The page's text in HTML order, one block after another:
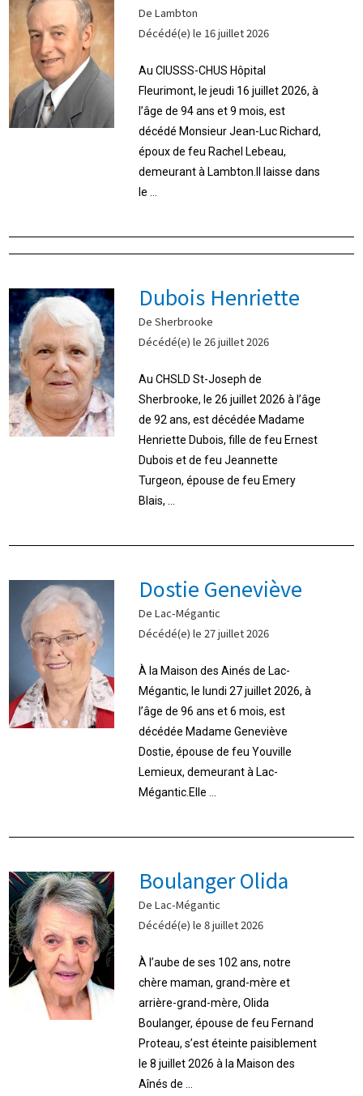
De Lambton
Décédé(e) le 16 juillet 2026
Au CIUSSS-CHUS Hôpital
Fleurimont, le jeudi 16 juillet 2026, à
l’âge de 94 ans et 9 mois, est
décédé Monsieur Jean-Luc Richard,
époux de feu Rachel Lebeau,
demeurant à Lambton.Il laisse dans
le ...
Dubois Henriette
De Sherbrooke
Décédé(e) le 26 juillet 2026
Au CHSLD St-Joseph de
Sherbrooke, le 26 juillet 2026 à l’âge
de 92 ans, est décédée Madame
Henriette Dubois, fille de feu Ernest
Dubois et de feu Jeannette
Turgeon, épouse de feu Emery
Blais, ...
Dostie Geneviève
De Lac-Mégantic
Décédé(e) le 27 juillet 2026
À la Maison des Ainés de Lac-
Mégantic, le lundi 27 juillet 2026, à
l’âge de 96 ans et 6 mois, est
décédée Madame Geneviève
Dostie, épouse de feu Youville
Lemieux, demeurant à Lac-
Mégantic.Elle ...
Boulanger Olida
De Lac-Mégantic
Décédé(e) le 8 juillet 2026
À l’aube de ses 102 ans, notre
chère maman, grand-mère et
arrière-grand-mère, Olida
Boulanger, épouse de feu Fernand
Proteau, s’est éteinte paisiblement
le 8 juillet 2026 à la Maison des
Aînés de ...